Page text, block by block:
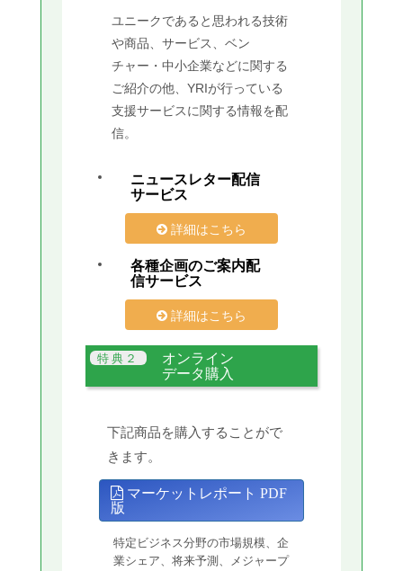
ユニークであると思われる技術
や商品、サービス、ベン
チャー・中小企業などに関する
ご紹介の他、YRIが行っている
支援サービスに関する情報を配
信。
ニュースレター配信
サービス
詳細はこちら
各種企画のご案内配
信サービス
詳細はこちら
オンライン
データ購入
下記商品を購入することがで
きます。
マーケットレポート PDF
版
特定ビジネス分野の市場規模、企
業シェア、将来予測、メジャープ